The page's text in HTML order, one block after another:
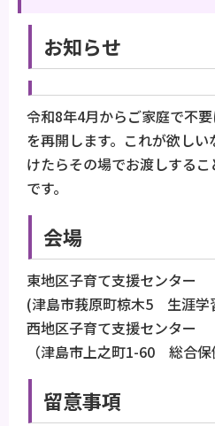
お知らせ
令和8年4月からご家庭で不
を再開します。これが欲し
けたらその場でお渡しする
です。
会場
東地区子育て支援センタ
(津島市莪原町椋木5 生涯学
西地区子育て支援センタ
（津島市上之町1-60 総合保
留意事項